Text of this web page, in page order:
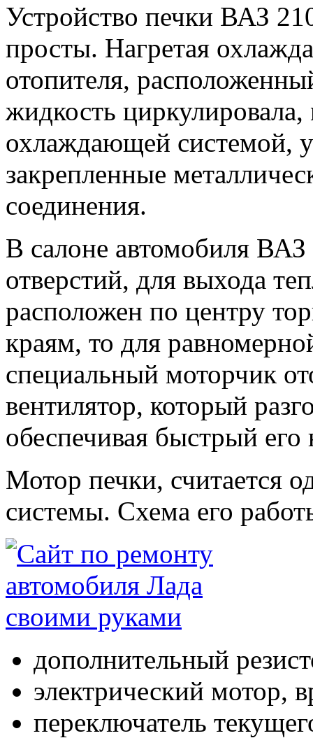
Устройство печки ВАЗ
просты. Нагретая
отопителя,
жидкость
охлаждающей системой,
закрепленные
соединения.
В салоне автомобиля ВАЗ
отверстий, для выхода
расположен по центру
краям, то для
специальный моторчик
вентилятор, который
обеспечивая быстрый его
Мотор печки, считается
системы. Схема его
дополнительный
электрический мотор,
переключатель